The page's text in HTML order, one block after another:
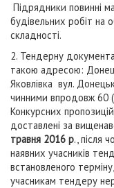
Підрядники повинні
будівельних робіт на
складності.
2. Тендерну
такою адресою:
Яковлівка вул.
чинними впродовж 60
Конкурсних
доставлені за
травня 2016 р., після
наявних учасників
встановленого
учасникам тендеру